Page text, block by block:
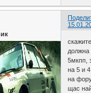
должна
5мкпп,
на 5 и
на
щас